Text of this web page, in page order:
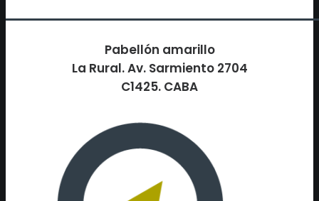
Pabellón amarillo
La Rural. Av. Sarmiento 2704
C1425. CABA